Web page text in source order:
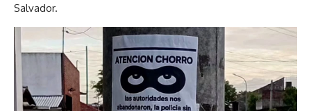
Salvador.